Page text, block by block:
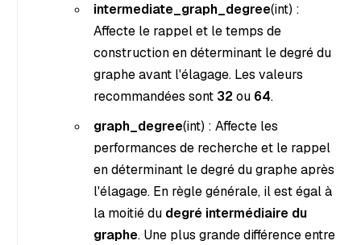
intermediate_graph_degree(int) :
Affecte le rappel et le temps de
construction en déterminant le degré du
graphe avant l'élagage. Les valeurs
recommandées sont 32ou 64.
graph_degree(int) : Affecte les
performances de recherche et le rappel
en déterminant le degré du graphe après
l'élagage. En règle générale, il est égal à
la moitié du degré intermédiaire du
graphe. Une plus grande différence entre